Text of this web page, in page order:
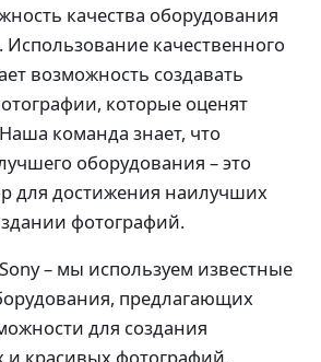
качества оборудования
качественного
возможность создавать
которые оценят
команда знает, что
оборудования – это
для достижения наилучших
фотографий.
– мы используем известные
предлагающих
для создания